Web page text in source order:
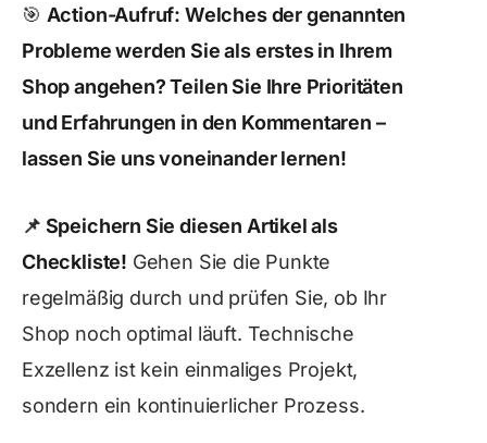
🎯 Action-Aufruf: Welches der genannten
Probleme werden Sie als erstes in Ihrem
Shop angehen? Teilen Sie Ihre Prioritäten
und Erfahrungen in den Kommentaren –
lassen Sie uns voneinander lernen!
📌 Speichern Sie diesen Artikel als
Checkliste! Gehen Sie die Punkte
regelmäßig durch und prüfen Sie, ob Ihr
Shop noch optimal läuft. Technische
Exzellenz ist kein einmaliges Projekt,
sondern ein kontinuierlicher Prozess.